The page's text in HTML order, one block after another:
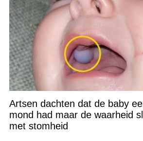
Artsen dachten dat de baby
mond had maar de waarheid
met stomheid